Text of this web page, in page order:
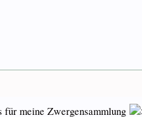
meine Zwergensammlung